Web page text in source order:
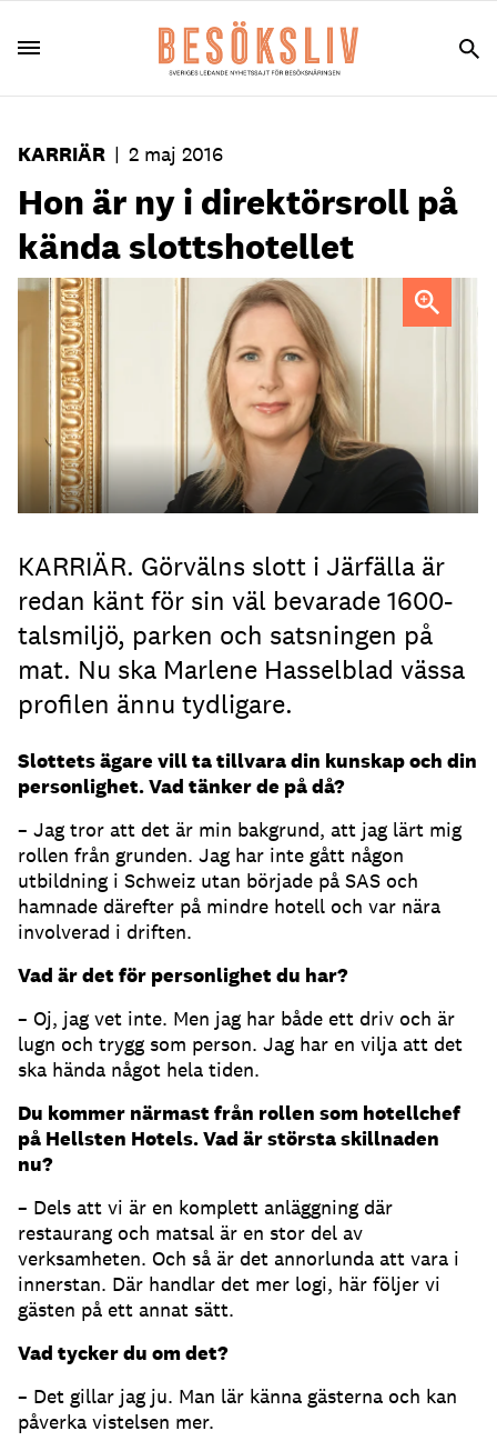
KARRIÄR | 2 maj 2016
Hon är ny i direktörsroll på
kända slottshotellet
Marlene Hasselblad vill inte byta jobb på ett tag.
KARRIÄR. Görvälns slott i Järfälla är
redan känt för sin väl bevarade 1600-
talsmiljö, parken och satsningen på
mat. Nu ska Marlene Hasselblad vässa
profilen ännu tydligare.
Slottets ägare vill ta tillvara din kunskap och din
personlighet. Vad tänker de på då?
– Jag tror att det är min bakgrund, att jag lärt mig
rollen från grunden. Jag har inte gått någon
utbildning i Schweiz utan började på SAS och
hamnade därefter på mindre hotell och var nära
involverad i driften.
Vad är det för personlighet du har?
– Oj, jag vet inte. Men jag har både ett driv och är
lugn och trygg som person. Jag har en vilja att det
ska hända något hela tiden.
Du kommer närmast från rollen som hotellchef
på Hellsten Hotels. Vad är största skillnaden
nu?
– Dels att vi är en komplett anläggning där
restaurang och matsal är en stor del av
verksamheten. Och så är det annorlunda att vara i
innerstan. Där handlar det mer logi, här följer vi
gästen på ett annat sätt.
Vad tycker du om det?
– Det gillar jag ju. Man lär känna gästerna och kan
påverka vistelsen mer.